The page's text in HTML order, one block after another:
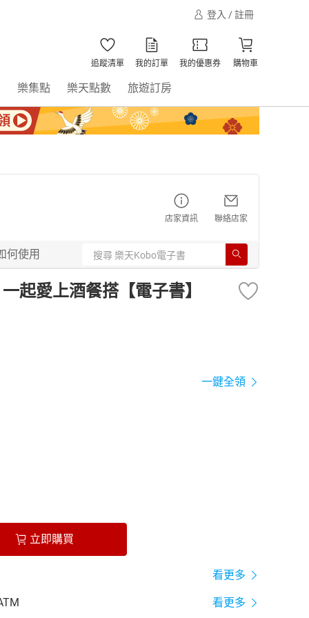
登入 / 註冊
追蹤清單 我的訂單 我的優惠券 購物車
樂集點 樂天點數 旅遊訂房
店家資訊 聯絡店家
何使用
起愛上酒餐搭【電子書】
一鍵全領
立即購買
看更多
看更多